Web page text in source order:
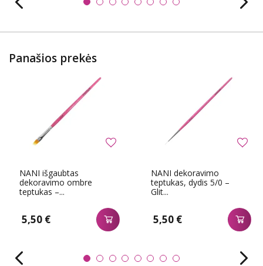
Panašios prekės
NANI išgaubtas
dekoravimo ombre
teptukas –...
5,50 €
NANI dekoravimo
teptukas, dydis 5/0 –
Glit...
5,50 €